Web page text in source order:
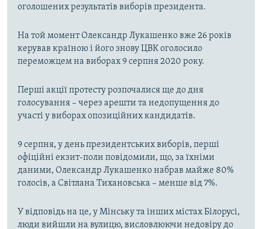
оголошених результатів виборів президента.
На той момент Олександр Лукашенко вже 26 років
керував країною і його знову ЦВК оголосило
переможцем на виборах 9 серпня 2020 року.
Перші акції протесту розпочалися ще до дня
голосування – через арешти та недопущення до
участі у виборах опозиційних кандидатів.
9 серпня, у день президентських виборів, перші
офіційні екзит-поли повідомили, що, за їхніми
даними, Олександр Лукашенко набрав майже 80%
голосів, а Світлана Тихановська – менше від 7%.
У відповідь на це, у Мінську та інших містах Білорусі,
люди вийшли на вулицю, висловлюючи недовіру до